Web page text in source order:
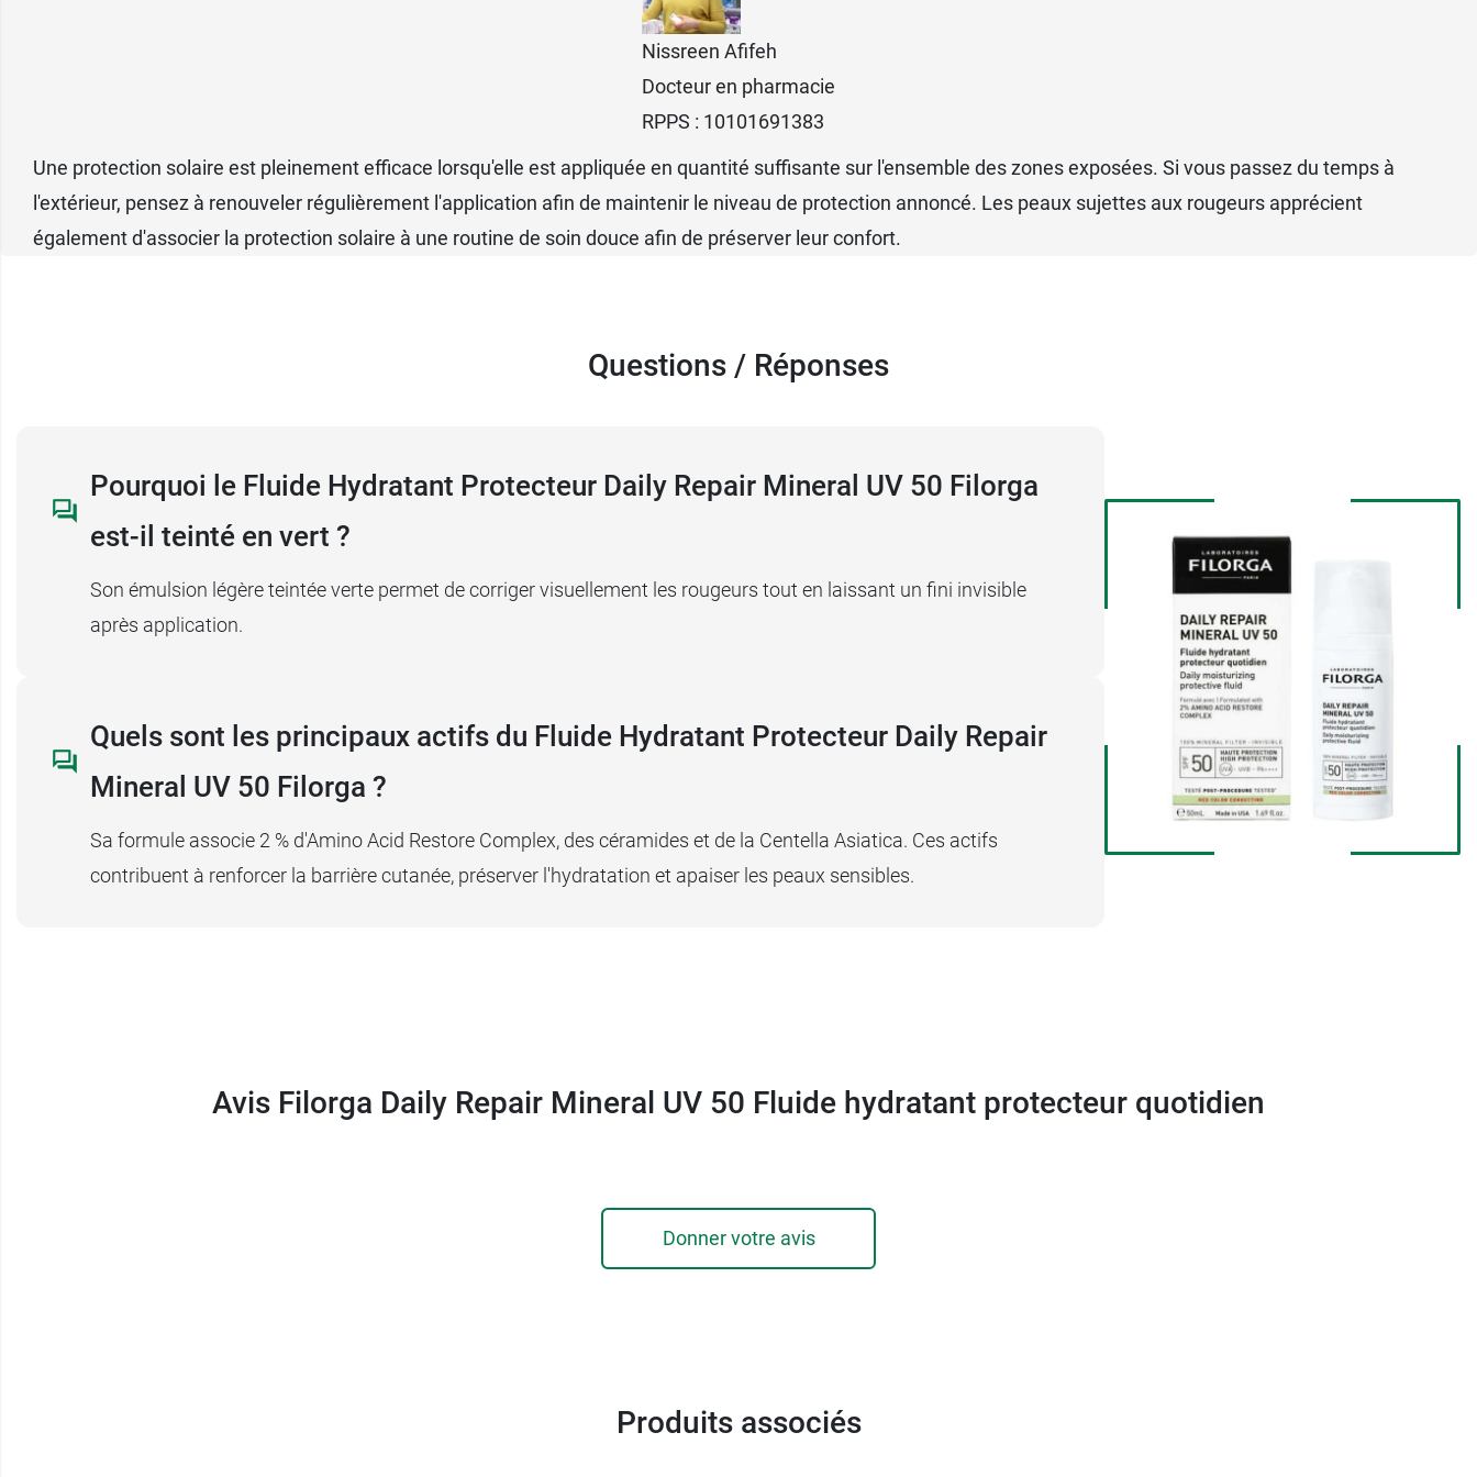
Nissreen Afifeh
Docteur en pharmacie
RPPS : 10101691383
Une protection solaire est pleinement efficace lorsqu'elle est appliquée en quantité suffisante sur l'ensemble des zones exposées. Si vous passez du temps à
l'extérieur, pensez à renouveler régulièrement l'application afin de maintenir le niveau de protection annoncé. Les peaux sujettes aux rougeurs apprécient
également d'associer la protection solaire à une routine de soin douce afin de préserver leur confort.
Questions / Réponses
Pourquoi le Fluide Hydratant Protecteur Daily Repair Mineral UV 50 Filorga
est-il teinté en vert ?
Son émulsion légère teintée verte permet de corriger visuellement les rougeurs tout en laissant un fini invisible
après application.
Quels sont les principaux actifs du Fluide Hydratant Protecteur Daily Repair
Mineral UV 50 Filorga ?
Sa formule associe 2 % d'Amino Acid Restore Complex, des céramides et de la Centella Asiatica. Ces actifs
contribuent à renforcer la barrière cutanée, préserver l'hydratation et apaiser les peaux sensibles.
Avis Filorga Daily Repair Mineral UV 50 Fluide hydratant protecteur quotidien
Donner votre avis
Produits associés